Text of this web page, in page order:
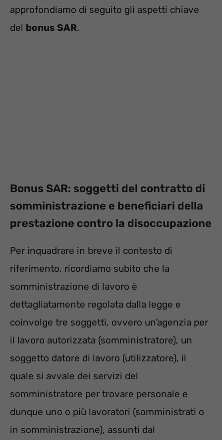
approfondiamo di seguito gli aspetti chiave
del bonus SAR.
Bonus SAR: soggetti del contratto di
somministrazione e beneficiari della
prestazione contro la disoccupazione
Per inquadrare in breve il contesto di
riferimento, ricordiamo subito che la
somministrazione di lavoro è
dettagliatamente regolata dalla legge e
coinvolge tre soggetti, ovvero un’agenzia per
il lavoro autorizzata (somministratore), un
soggetto datore di lavoro (utilizzatore), il
quale si avvale dei servizi del
somministratore per trovare personale e
dunque uno o più lavoratori (somministrati o
in somministrazione), assunti dal